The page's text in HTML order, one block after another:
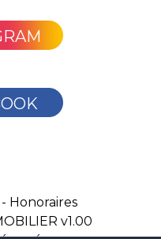
Honoraires
v1.00